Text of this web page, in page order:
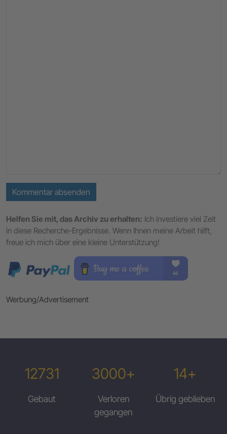
Kommentar absenden
Helfen Sie mit, das Archiv zu erhalten: Ich investiere viel Zeit
in diese Recherche-Ergebnisse. Wenn Ihnen meine Arbeit hilft,
freue ich mich über eine kleine Unterstützung!
Werbung/Advertisement
12731
Gebaut
3000+
Verloren
gegangen
14+
Übrig geblieben